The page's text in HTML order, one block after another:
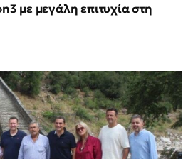
με μεγάλη επιτυχία στη